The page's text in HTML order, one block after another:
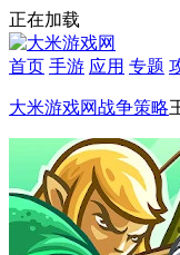
正在加载
首页 手游 应用 专题
大米游戏网战争策略